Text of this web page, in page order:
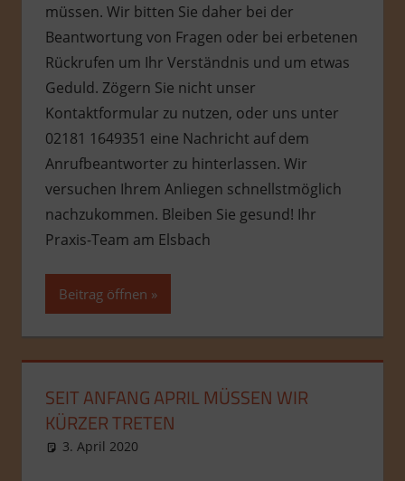
müssen. Wir bitten Sie daher bei der
Beantwortung von Fragen oder bei erbetenen
Rückrufen um Ihr Verständnis und um etwas
Geduld. Zögern Sie nicht unser
Kontaktformular zu nutzen, oder uns unter
02181 1649351 eine Nachricht auf dem
Anrufbeantworter zu hinterlassen. Wir
versuchen Ihrem Anliegen schnellstmöglich
nachzukommen. Bleiben Sie gesund! Ihr
Praxis-Team am Elsbach
Beitrag öffnen
SEIT ANFANG APRIL MÜSSEN WIR
KÜRZER TRETEN
3. April 2020